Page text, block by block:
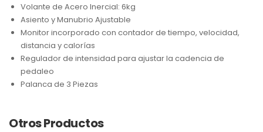
Volante de Acero Inercial: 6kg
Asiento y Manubrio Ajustable
Monitor incorporado con contador de tiempo, velocidad,
distancia y calorías
Regulador de intensidad para ajustar la cadencia de
pedaleo
Palanca de 3 Piezas
Otros Productos